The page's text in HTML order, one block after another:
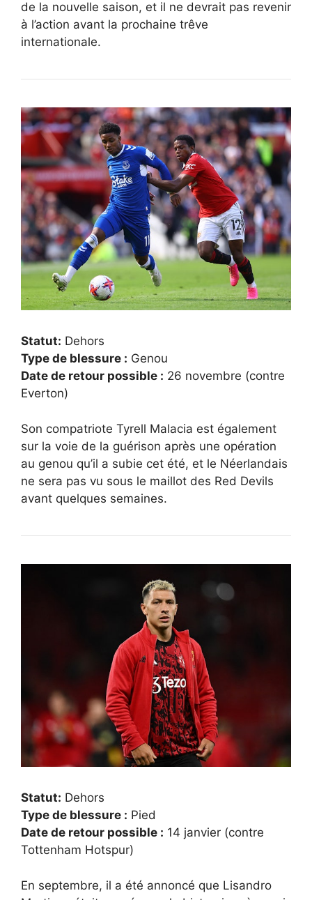
de la nouvelle saison, et il ne devrait pas revenir
à l’action avant la prochaine trêve
internationale.
Statut: Dehors
Type de blessure : Genou
Date de retour possible : 26 novembre (contre
Everton)
Son compatriote Tyrell Malacia est également
sur la voie de la guérison après une opération
au genou qu’il a subie cet été, et le Néerlandais
ne sera pas vu sous le maillot des Red Devils
avant quelques semaines.
Statut: Dehors
Type de blessure : Pied
Date de retour possible : 14 janvier (contre
Tottenham Hotspur)
En septembre, il a été annoncé que Lisandro